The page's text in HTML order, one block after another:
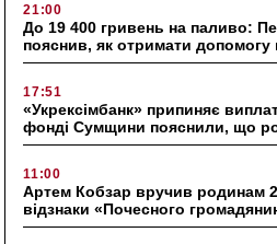
21:00
До 19 400 гривень на паливо:
пояснив, як отримати допомогу
17:51
«Укрексімбанк» припиняє
фонді Сумщини пояснили, що
11:00
Артем Кобзар вручив родинам
відзнаки «Почесного